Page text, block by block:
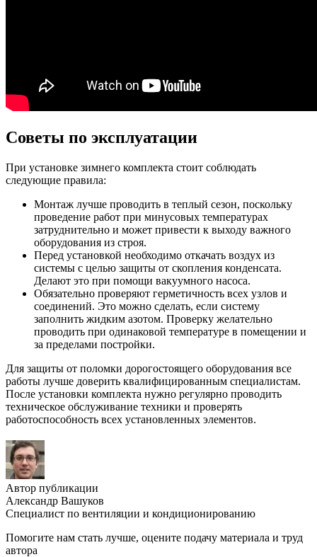
Советы по эксплуатации
При установке зимнего комплекта стоит соблюдать
следующие правила:
Монтаж лучше проводить в теплый сезон, поскольку
проведение работ при минусовых температурах
затруднительно и может привести к выходу важного
оборудования из строя.
Перед установкой необходимо откачать воздух из
системы с целью защиты от скопления конденсата.
Делают это при помощи вакуумного насоса.
Обязательно проверяют герметичность всех узлов и
соединений. Это можно сделать, если систему
заполнить жидким азотом. Проверку желательно
проводить при одинаковой температуре в помещении и
за пределами постройки.
Для защиты от поломки дорогостоящего оборудования все
работы лучше доверить квалифицированным специалистам.
После установки комплекта нужно регулярно проводить
техническое обслуживание техники и проверять
работоспособность всех установленных элементов.
Автор публикации
Александр Вашуков
Специалист по вентиляции и кондиционированию
Помогите нам стать лучше, оцените подачу материала и труд
автора